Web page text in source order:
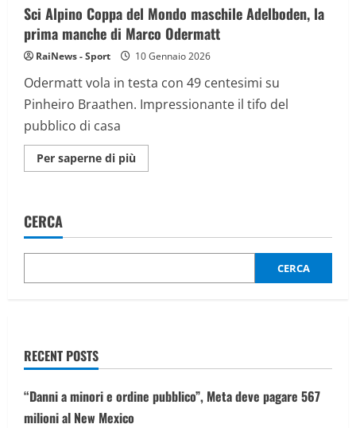
Sci Alpino Coppa del Mondo maschile Adelboden, la
prima manche di Marco Odermatt
RaiNews - Sport 10 Gennaio 2026
Odermatt vola in testa con 49 centesimi su
Pinheiro Braathen. Impressionante il tifo del
pubblico di casa
Per saperne di più
informazioni
Mondo
Adelboden,
prima
CERCA
CERCA
RECENT POSTS
“Danni a minori e ordine pubblico”, Meta deve pagare 567
milioni al New Mexico